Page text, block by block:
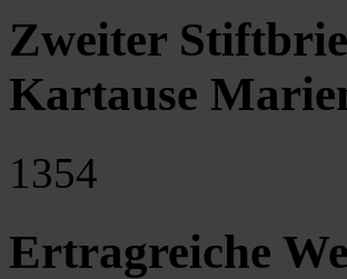
Zweiter
Kartause
1354
Ertragreiche